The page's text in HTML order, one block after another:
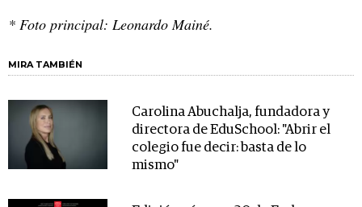
* Foto principal: Leonardo Mainé.
MIRA TAMBIÉN
Carolina Abuchalja, fundadora y
directora de EduSchool: "Abrir el
colegio fue decir: basta de lo
mismo"